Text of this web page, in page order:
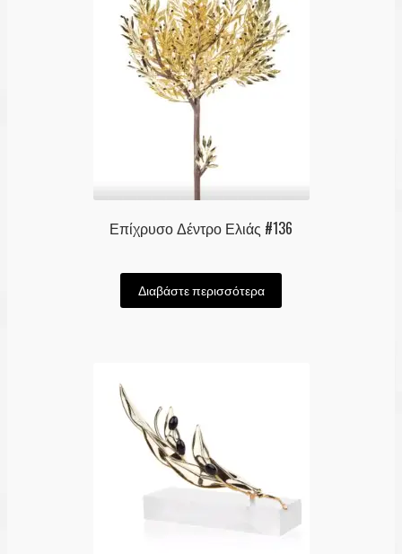
Επίχρυσο Δέντρο Ελιάς #136
Διαβάστε περισσότερα